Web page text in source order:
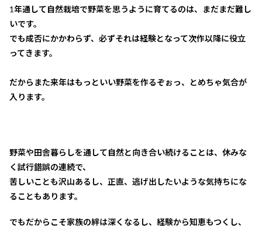
1年通して自然栽培で野菜を思うように育てるのは、まだまだ難し
いです。
でも成否にかかわらず、必ずそれは経験となって次作以降に役立
ってきます。
だからまた来年はもっといい野菜を作るぞぉっ、とめちゃ気合が
入ります。
野菜や田舎暮らしを通して自然と向き合い続けることは、休みな
く試行錯誤の連続で、
苦しいことも沢山あるし、正直、逃げ出したいような気持ちにな
ることもあります。
でもだからこそ家族の絆は深くなるし、経験から知恵もつくし、